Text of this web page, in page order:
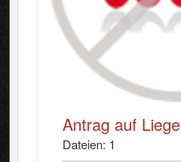
Antrag auf
Dateien: 1